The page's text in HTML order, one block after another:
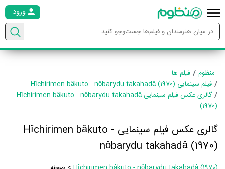
ورود
منظوم
فیلم ها
فیلم سینمایی Hîchirimen bâkuto - nôbarydu takahadâ (1970)
گالری عکس فیلم سینمایی Hîchirimen bâkuto - nôbarydu takahadâ
(1970)
گالری عکس فیلم سینمایی Hîchirimen bâkuto -
nôbarydu takahadâ (1970)